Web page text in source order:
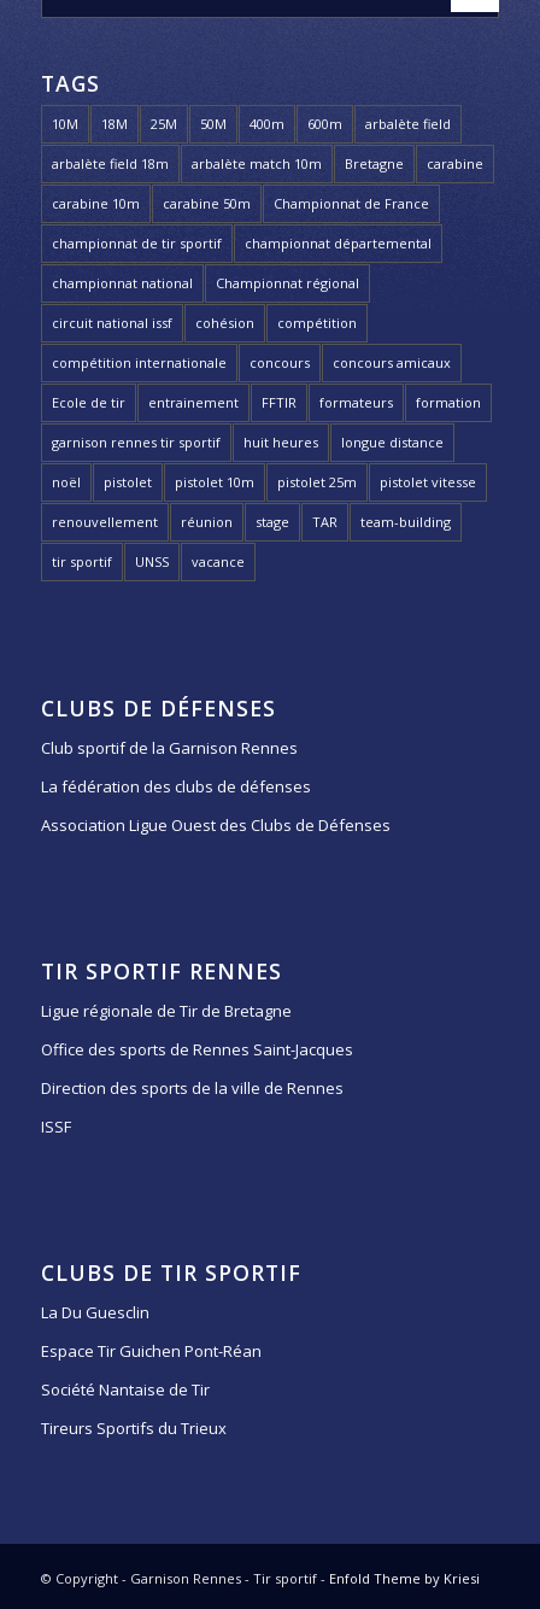
TAGS
10M 18M 25M 50M 400m 600m arbalète field
arbalète field 18m arbalète match 10m Bretagne carabine
carabine 10m carabine 50m Championnat de France
championnat de tir sportif championnat départemental
championnat national Championnat régional
circuit national issf cohésion compétition
compétition internationale concours concours amicaux
Ecole de tir entrainement FFTIR formateurs formation
garnison rennes tir sportif huit heures longue distance
noël pistolet pistolet 10m pistolet 25m pistolet vitesse
renouvellement réunion stage TAR team-building
tir sportif UNSS vacance
CLUBS DE DÉFENSES
Club sportif de la Garnison Rennes
La fédération des clubs de défenses
Association Ligue Ouest des Clubs de Défenses
TIR SPORTIF RENNES
Ligue régionale de Tir de Bretagne
Office des sports de Rennes Saint-Jacques
Direction des sports de la ville de Rennes
ISSF
CLUBS DE TIR SPORTIF
La Du Guesclin
Espace Tir Guichen Pont-Réan
Société Nantaise de Tir
Tireurs Sportifs du Trieux
© Copyright - Garnison Rennes - Tir sportif - Enfold Theme by Kriesi